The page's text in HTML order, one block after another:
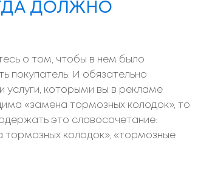
ДОЛЖНО
о том, чтобы в нем было
покупатель. И обязательно
услуги, которыми вы в рекламе
«замена тормозных колодок», то
это словосочетание:
тормозных колодок», «тормозные